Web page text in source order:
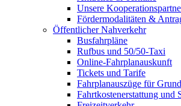
Unsere
Fördermodalitäten &
Öffentlicher Nahverkehr
Busfahrpläne
Rufbus und 50/50-Taxi
Online-Fahrplanauskunft
Tickets und Tarife
Fahrplanauszüge für
Fahrtkostenerstattung und